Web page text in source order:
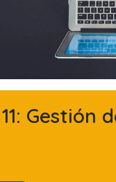
Gestión